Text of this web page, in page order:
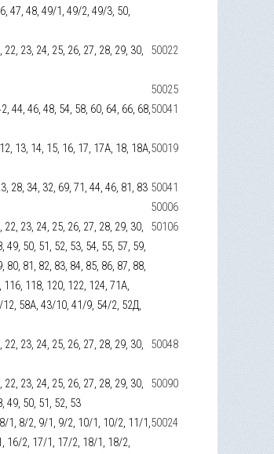
47, 48, 49/1, 49/2, 49/3, 50,
23, 24, 25, 26, 27, 28, 29, 30,
50022
50025
44, 46, 48, 54, 58, 60, 64, 66, 68,50041
13, 14, 15, 16, 17, 17А, 18, 18А,50019
28, 34, 32, 69, 71, 44, 46, 81, 83 50041
50006
23, 24, 25, 26, 27, 28, 29, 30,
49, 50, 51, 52, 53, 54, 55, 57, 59,
80, 81, 82, 83, 84, 85, 86, 87, 88,
118, 120, 122, 124, 71А,
58А, 43/10, 41/9, 54/2, 52Д,
50106
23, 24, 25, 26, 27, 28, 29, 30,
50048
23, 24, 25, 26, 27, 28, 29, 30,
49, 50, 51, 52, 53
50090
1, 8/2, 9/1, 9/2, 10/1, 10/2, 11/1,
16/2, 17/1, 17/2, 18/1, 18/2,
50024